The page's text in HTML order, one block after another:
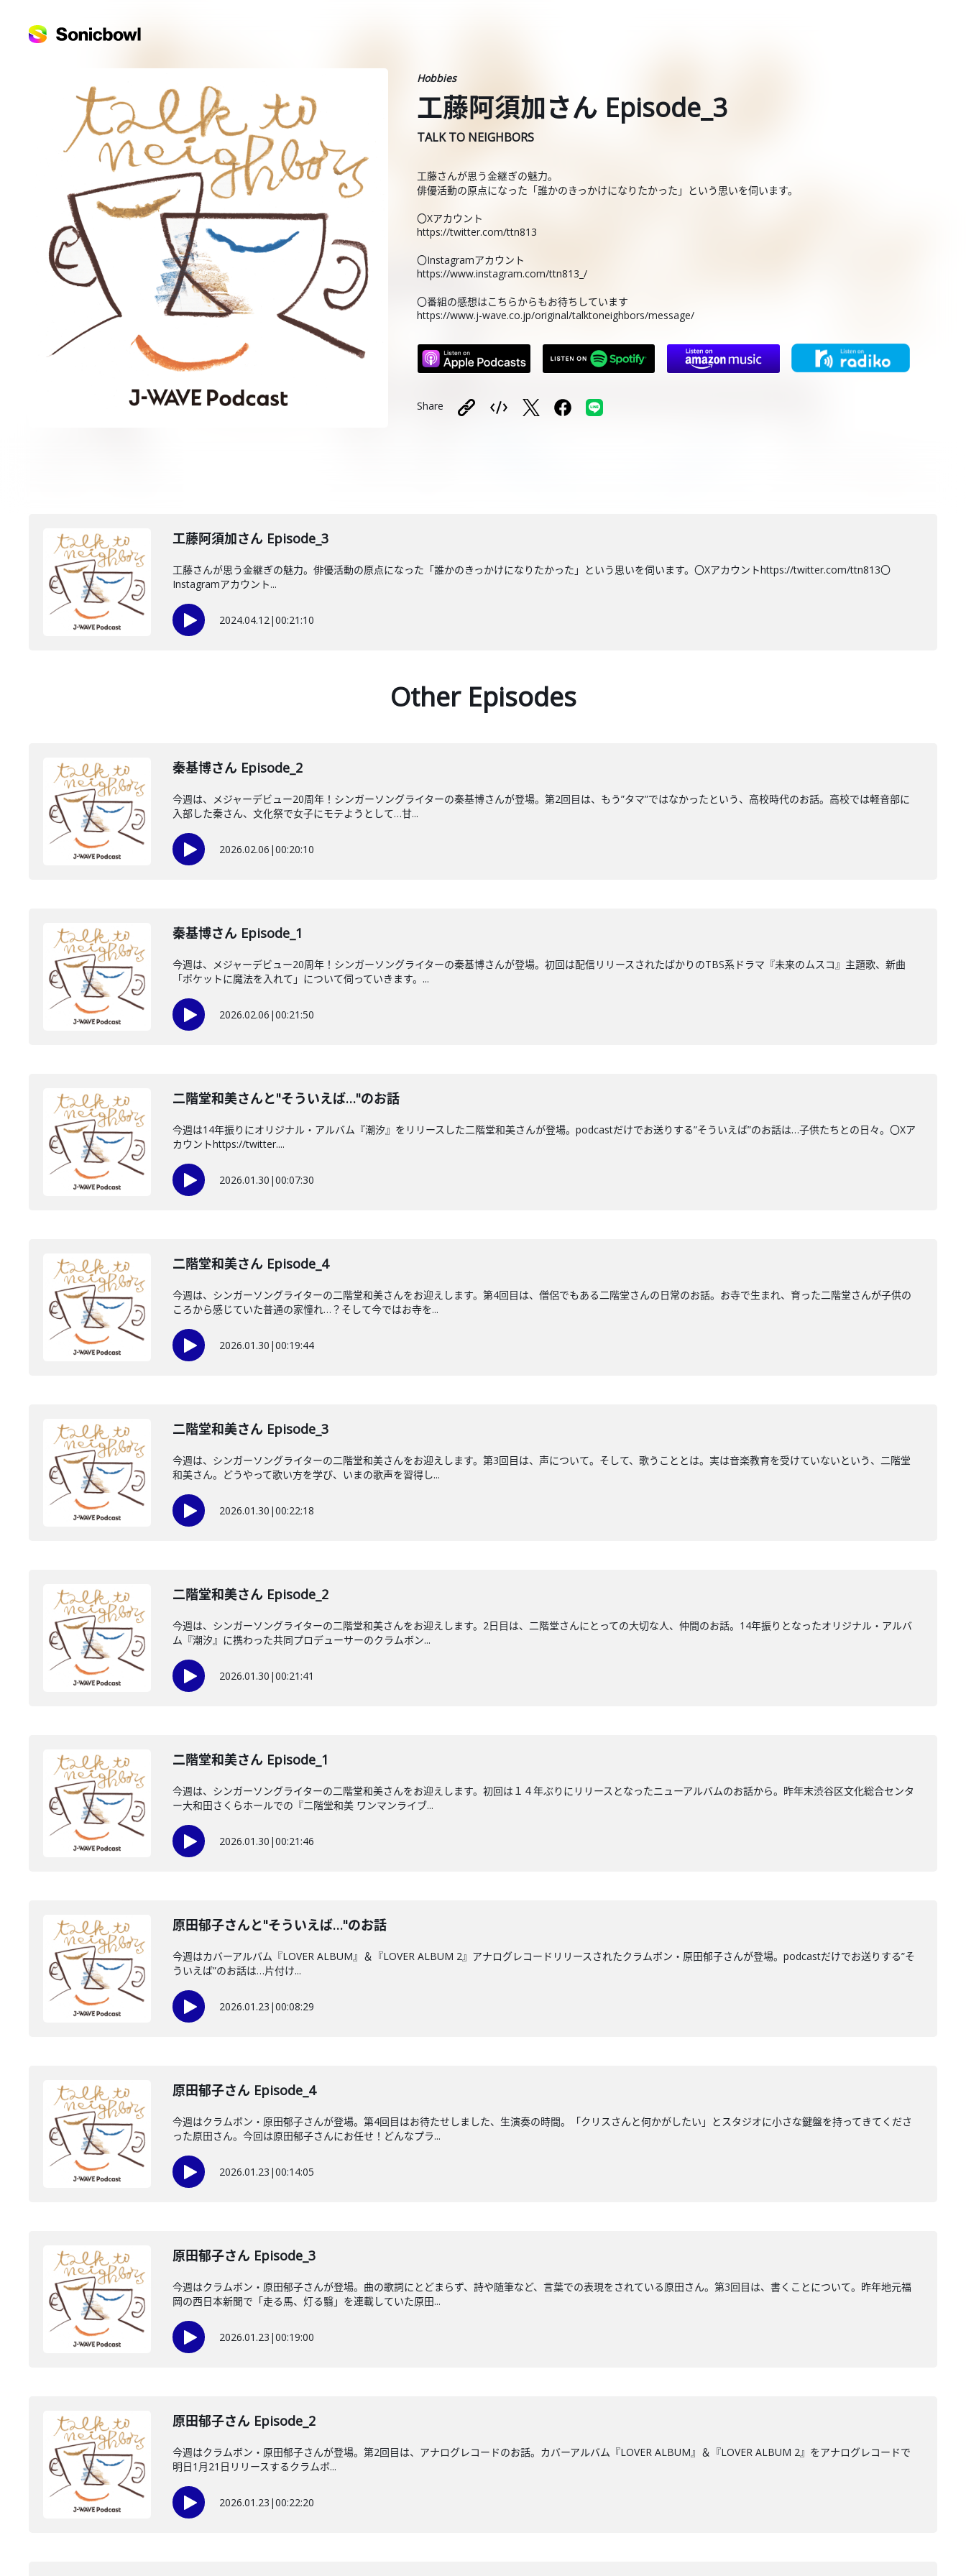
Hobbies
工藤阿須加さん Episode_3
TALK TO NEIGHBORS
工藤さんが思う金継ぎの魅力。
俳優活動の原点になった「誰かのきっかけになりたかった」という思いを伺います。
〇Xアカウント
https://twitter.com/ttn813
〇Instagramアカウント
https://www.instagram.com/ttn813_/
〇番組の感想はこちらからもお待ちしています
https://www.j-wave.co.jp/original/talktoneighbors/message/
Share
工藤阿須加さん Episode_3
工藤さんが思う金継ぎの魅力。俳優活動の原点になった「誰かのきっかけになりたかった」という思いを伺います。〇Xアカウントhttps://twitter.com/ttn813〇
Instagramアカウント...
2024.04.12|00:21:10
Other Episodes
秦基博さん Episode_2
今週は、メジャーデビュー20周年！シンガーソングライターの秦基博さんが登場。第2回目は、もう”タマ”ではなかったという、高校時代のお話。高校では軽音部に
入部した秦さん、文化祭で女子にモテようとして…甘...
2026.02.06 |00:20:10
秦基博さん Episode_1
今週は、メジャーデビュー20周年！シンガーソングライターの秦基博さんが登場。初回は配信リリースされたばかりのTBS系ドラマ『未来のムスコ』主題歌、新曲
「ポケットに魔法を入れて」について伺っていきます。...
2026.02.06 |00:21:50
二階堂和美さんと"そういえば…"のお話
今週は14年振りにオリジナル・アルバム『潮汐』をリリースした二階堂和美さんが登場。podcastだけでお送りする”そういえば”のお話は…子供たちとの日々。〇Xア
カウントhttps://twitter....
2026.01.30 |00:07:30
二階堂和美さん Episode_4
今週は、シンガーソングライターの二階堂和美さんをお迎えします。第4回目は、僧侶でもある二階堂さんの日常のお話。お寺で生まれ、育った二階堂さんが子供の
ころから感じていた普通の家憧れ…？そして今ではお寺を...
2026.01.30 |00:19:44
二階堂和美さん Episode_3
今週は、シンガーソングライターの二階堂和美さんをお迎えします。第3回目は、声について。そして、歌うこととは。実は音楽教育を受けていないという、二階堂
和美さん。どうやって歌い方を学び、いまの歌声を習得し...
2026.01.30 |00:22:18
二階堂和美さん Episode_2
今週は、シンガーソングライターの二階堂和美さんをお迎えします。2日目は、二階堂さんにとっての大切な人、仲間のお話。14年振りとなったオリジナル・アルバ
ム『潮汐』に携わった共同プロデューサーのクラムボン...
2026.01.30 |00:21:41
二階堂和美さん Episode_1
今週は、シンガーソングライターの二階堂和美さんをお迎えします。初回は１４年ぶりにリリースとなったニューアルバムのお話から。昨年末渋谷区文化総合センタ
ー大和田さくらホールでの『二階堂和美 ワンマンライブ...
2026.01.30 |00:21:46
原田郁子さんと"そういえば…"のお話
今週はカバーアルバム『LOVER ALBUM』＆『LOVER ALBUM 2』アナログレコードリリースされたクラムボン・原田郁子さんが登場。podcastだけでお送りする”そ
ういえば”のお話は…片付け...
2026.01.23 |00:08:29
原田郁子さん Episode_4
今週はクラムボン・原田郁子さんが登場。第4回目はお待たせしました、生演奏の時間。「クリスさんと何かがしたい」とスタジオに小さな鍵盤を持ってきてくださ
った原田さん。今回は原田郁子さんにお任せ！どんなプラ...
2026.01.23 |00:14:05
原田郁子さん Episode_3
今週はクラムボン・原田郁子さんが登場。曲の歌詞にとどまらず、詩や随筆など、言葉での表現をされている原田さん。第3回目は、書くことについて。昨年地元福
岡の西日本新聞で「走る馬、灯る翳」を連載していた原田...
2026.01.23 |00:19:00
原田郁子さん Episode_2
今週はクラムボン・原田郁子さんが登場。第2回目は、アナログレコードのお話。カバーアルバム『LOVER ALBUM』＆『LOVER ALBUM 2』をアナログレコードで
明日1月21日リリースするクラムボ...
2026.01.23 |00:22:20